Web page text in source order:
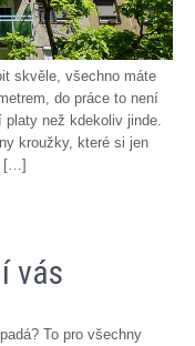
skvěle, všechno máte
do práce to není
než kdekoliv jinde.
kroužky, které si jen
[…]
vás
To pro všechny